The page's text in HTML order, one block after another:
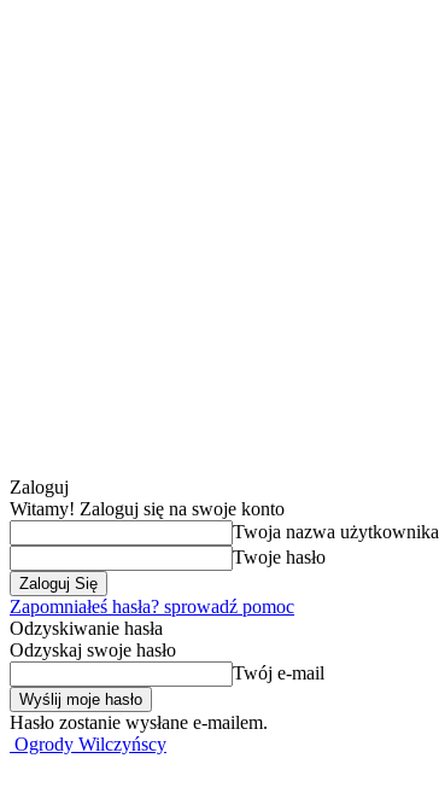
Zaloguj
Witamy! Zaloguj się na swoje konto
Twoja nazwa użytkownika
Twoje hasło
Zapomniałeś hasła? sprowadź pomoc
Odzyskiwanie hasła
Odzyskaj swoje hasło
Twój e-mail
Hasło zostanie wysłane e-mailem.
Ogrody Wilczyńscy